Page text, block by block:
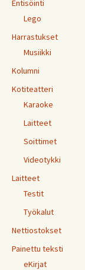
Entisöinti
Lego
Harrastukset
Musiikki
Kolumni
Kotiteatteri
Karaoke
Laitteet
Soittimet
Videotykki
Laitteet
Testit
Työkalut
Nettiostokset
Painettu teksti
eKirjat